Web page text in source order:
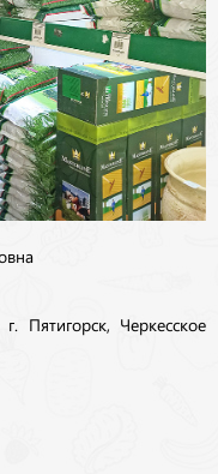
Пятигорск, Черкесское